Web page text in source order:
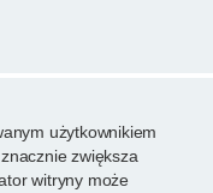
użytkownikiem
zwiększa
witryny może